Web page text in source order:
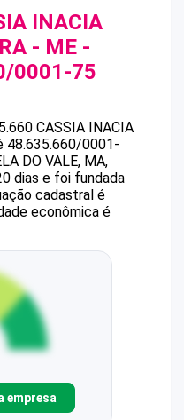
INACIA
- ME -
0001-75
CASSIA INACIA
48.635.660/0001-
DO VALE, MA,
dias e foi fundada
cadastral é
econômica é
empresa